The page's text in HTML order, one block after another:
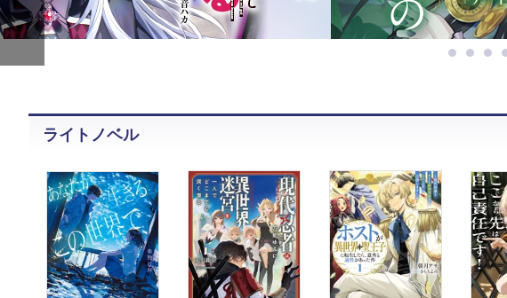
ライトノベル